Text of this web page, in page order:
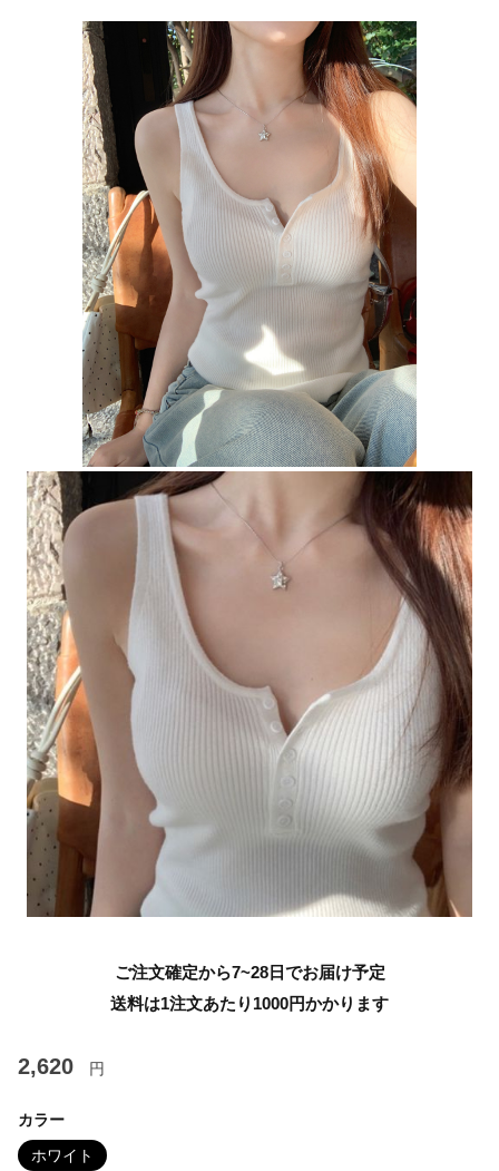
ご注文確定から7~28日でお届け予定
送料は1注文あたり 1000円かかります
2,620 円
カラー
ホワイト